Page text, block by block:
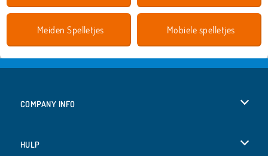
Meiden Spelletjes Mobiele spelletjes
COMPANY INFO
HULP